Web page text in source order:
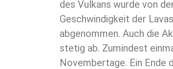
des Vulkans wurde von
Geschwindigkeit der
abgenommen. Auch die
stetig ab. Zumindest
Novembertage. Ein Ende